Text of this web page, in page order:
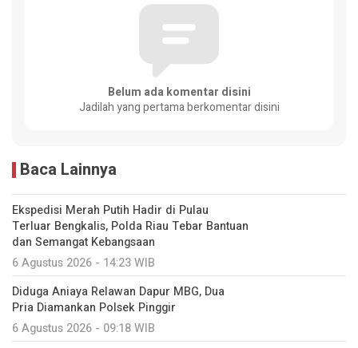
Belum ada komentar disini
Jadilah yang pertama berkomentar disini
Baca Lainnya
Ekspedisi Merah Putih Hadir di Pulau
Terluar Bengkalis, Polda Riau Tebar Bantuan
dan Semangat Kebangsaan
6 Agustus 2026 - 14:23 WIB
Diduga Aniaya Relawan Dapur MBG, Dua
Pria Diamankan Polsek Pinggir
6 Agustus 2026 - 09:18 WIB